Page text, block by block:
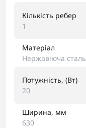
Кількість ребер
1
Матеріал
Нержавіюча сталь
Потужність, (Вт)
20
Ширина, мм
630